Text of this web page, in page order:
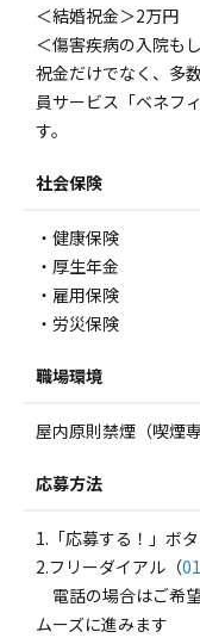
＜結婚祝金＞2万円
＜傷害疾病の入院も
祝金だけでなく、多
員サービス「ベネフ
す。
社会保険
・健康保険
・厚生年金
・雇用保険
・労災保険
職場環境
屋内原則禁煙（喫煙
応募方法
1.「応募する！」ボ
2.フリーダイアル（
電話の場合はご希
ムーズに進みます